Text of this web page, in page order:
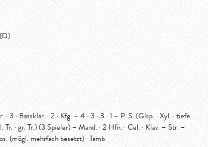
3 · Bassklar. · 2 · Kfg. – 4 · 3 · 3 · 1 – P. S. (Glsp. · Xyl. · tiefe
Tr. · gr. Tr.) (3 Spieler) – Mand. · 2 Hfn. · Cel. · Klav. – Str. –
(mögl. mehrfach besetzt) · Tamb.